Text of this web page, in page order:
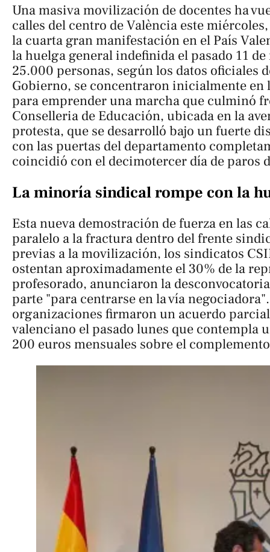
Una masiva movilización de docentes ha
calles del centro de València este
la cuarta gran manifestación en el País
la huelga general indefinida el pasado 11
25.000 personas, según los datos oficiales
Gobierno, se concentraron inicialmente en
para emprender una marcha que culminó
Conselleria de Educación, ubicada en la
protesta, que se desarrolló bajo un fuerte
con las puertas del departamento
coincidió con el decimotercer día de paros
La minoría sindical rompe con la
Esta nueva demostración de fuerza en las
paralelo a la fractura dentro del frente
previas a la movilización, los sindicatos
ostentan aproximadamente el 30% de la
profesorado, anunciaron la
parte "para centrarse en la vía
organizaciones firmaron un acuerdo
valenciano el pasado lunes que contempla
200 euros mensuales sobre el